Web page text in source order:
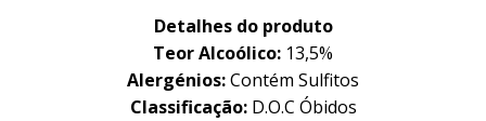
Detalhes do produto
Teor Alcoólico: 13,5%
Alergénios:Contém Sulfitos
Classificação: D.O.C Óbidos